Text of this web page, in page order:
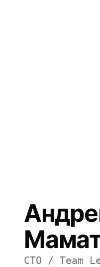
CTO / Team